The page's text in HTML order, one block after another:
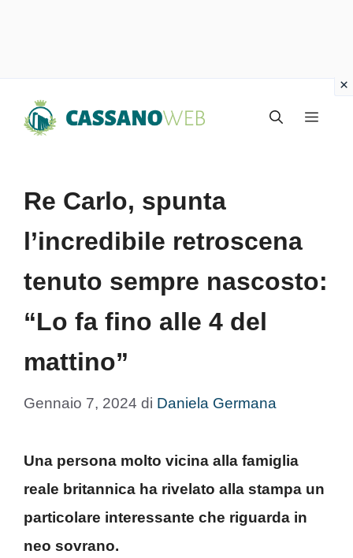
Menu
Re Carlo, spunta
l’incredibile retroscena
tenuto sempre nascosto:
“Lo fa fino alle 4 del
mattino”
Gennaio 7, 2024 di Daniela Germana
Una persona molto vicina alla famiglia
reale britannica ha rivelato alla stampa un
particolare interessante che riguarda in
neo sovrano.